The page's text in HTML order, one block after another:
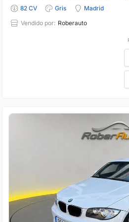
82 CV
Gris
Madrid
Vendido por: Roberauto